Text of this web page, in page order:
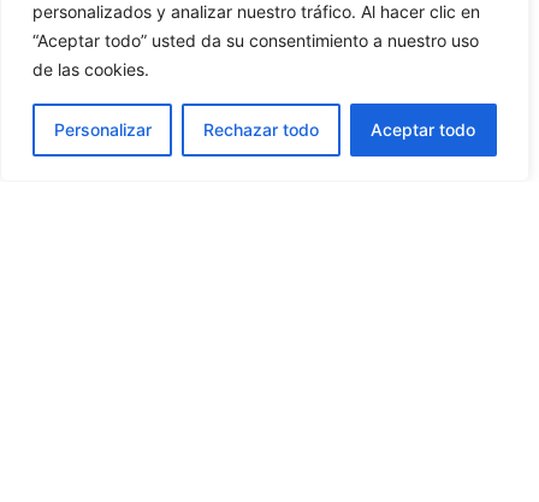
personalizados y analizar nuestro tráfico. Al hacer clic en
“Aceptar todo” usted da su consentimiento a nuestro uso
de las cookies.
Personalizar Rechazar todo Aceptar todo